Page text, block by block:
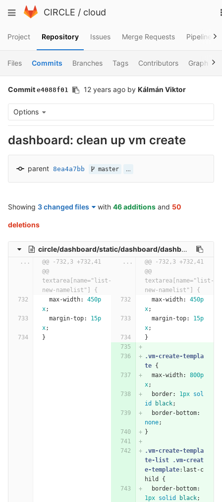
to
Toggle
CIRCLE / cloud
Project Repository Issues Merge Requests Pipelines
Files Commits Branches Tags Contributors Graph
Commit e4088f01 12 years ago by Kálmán Viktor
Options
dashboard: clean up vm create
parent 8ea4a7bb master …
Showing 3 changed files with 46 additions and 50
deletions
circle/dashboard/static/dashboard/dashboard.css
...
@@ -732,3 +732,41
@@
textarea[name="list-
new-namelist"] {
...
@@ -732,3 +732,41
@@
textarea[name="list-
new-namelist"] {
max-width:
450p
x;
max-width:
450p
x;
margin-top:
15p
x;
margin-top:
15p
x;
}
}
.vm-create-templa
te {
max-width:
800p
x;
border: 1px sol
id
black;
border-bottom:
none;
}
.vm-create-templa
te-list
.vm-creat
e-template:last-c
hild
{
border-bottom:
1px solid black;